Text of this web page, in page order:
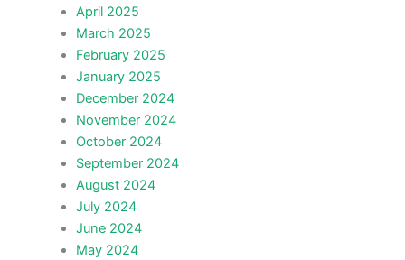
April 2025
March 2025
February 2025
January 2025
December 2024
November 2024
October 2024
September 2024
August 2024
July 2024
June 2024
May 2024